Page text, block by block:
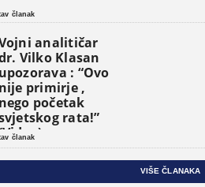
članak
analitičar
Vilko Klasan
upozorava : “Ovo
nije primirje ,
nego početak
rata!”
članak
VIŠE ČLANAKA